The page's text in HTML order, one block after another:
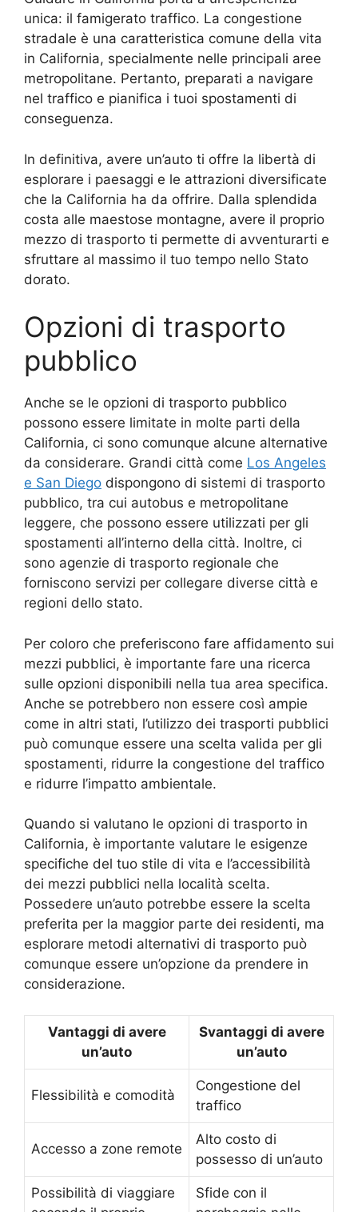
unica: il famigerato traffico. La congestione
stradale è una caratteristica comune della vita
in California, specialmente nelle principali aree
metropolitane. Pertanto, preparati a navigare
nel traffico e pianifica i tuoi spostamenti di
conseguenza.
In definitiva, avere un’auto ti offre la libertà di
esplorare i paesaggi e le attrazioni diversificate
che la California ha da offrire. Dalla splendida
costa alle maestose montagne, avere il proprio
mezzo di trasporto ti permette di avventurarti e
sfruttare al massimo il tuo tempo nello Stato
dorato.
Opzioni di trasporto
pubblico
Anche se le opzioni di trasporto pubblico
possono essere limitate in molte parti della
California, ci sono comunque alcune alternative
da considerare. Grandi città come Los Angeles
e San Diego dispongono di sistemi di trasporto
pubblico, tra cui autobus e metropolitane
leggere, che possono essere utilizzati per gli
spostamenti all’interno della città. Inoltre, ci
sono agenzie di trasporto regionale che
forniscono servizi per collegare diverse città e
regioni dello stato.
Per coloro che preferiscono fare affidamento sui
mezzi pubblici, è importante fare una ricerca
sulle opzioni disponibili nella tua area specifica.
Anche se potrebbero non essere così ampie
come in altri stati, l’utilizzo dei trasporti pubblici
può comunque essere una scelta valida per gli
spostamenti, ridurre la congestione del traffico
e ridurre l’impatto ambientale.
Quando si valutano le opzioni di trasporto in
California, è importante valutare le esigenze
specifiche del tuo stile di vita e l’accessibilità
dei mezzi pubblici nella località scelta.
Possedere un’auto potrebbe essere la scelta
preferita per la maggior parte dei residenti, ma
esplorare metodi alternativi di trasporto può
comunque essere un’opzione da prendere in
considerazione.
Vantaggi di avere
un’auto
Svantaggi di avere
un’auto
Flessibilità e comodità
Congestione del
traffico
Accesso a zone remote
Alto costo di
possesso di un’auto
Possibilità di viaggiare
Sfide con il